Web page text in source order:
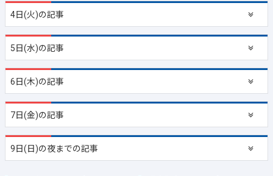
4日(火)の記事
5日(水)の記事
6日(木)の記事
7日(金)の記事
9日(日)の夜までの記事